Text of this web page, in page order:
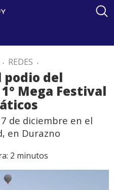
. REDES .
del
Mega Festival
de diciembre en el
en Durazno
2 minutos